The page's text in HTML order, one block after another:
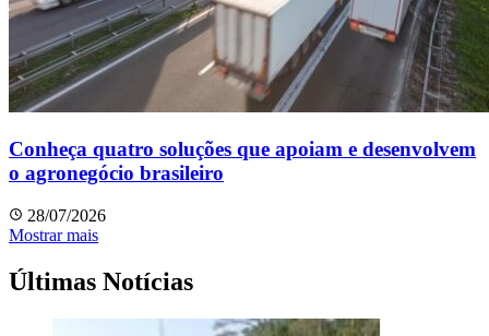
Conheça quatro soluções que apoiam e desenvolvem
o agronegócio brasileiro
28/07/2026
Mostrar mais
Últimas Notícias